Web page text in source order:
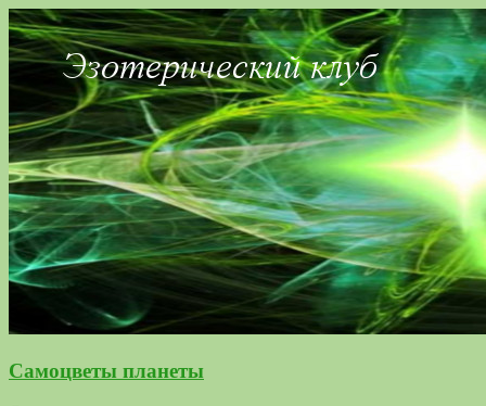
Самоцветы планеты